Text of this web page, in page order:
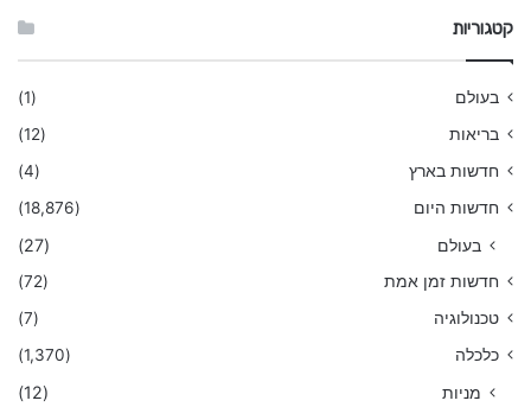
קטגוריות
בעולם
(1)
בריאות
(12)
חדשות בארץ
(4)
חדשות היום
(18,876)
בעולם (27)
חדשות זמן אמת
(72)
טכנולוגיה
(7)
כלכלה
(1,370)
מניות (12)